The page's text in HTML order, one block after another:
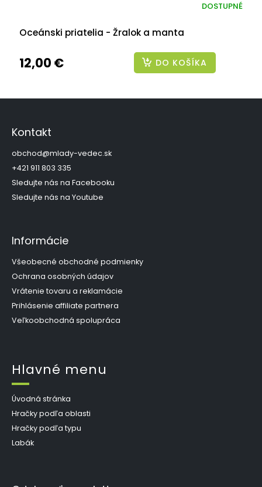
Oceánski priatelia - Žralok a manta
DOSTUPNÉ
12,00 € DO KOŠÍKA
Z
Kontakt
obchod@mlady-vedec.sk
+421 911 803 335
Sledujte nás na Facebooku
Sledujte nás na Youtube
Informácie
Všeobecné obchodné podmienky
Ochrana osobných údajov
Vrátenie tovaru a reklamácie
Prihlásenie affiliate partnera
Veľkoobchodná spolupráca
Hlavné menu
Úvodná stránka
Hračky podľa oblasti
Hračky podľa typu
Labák